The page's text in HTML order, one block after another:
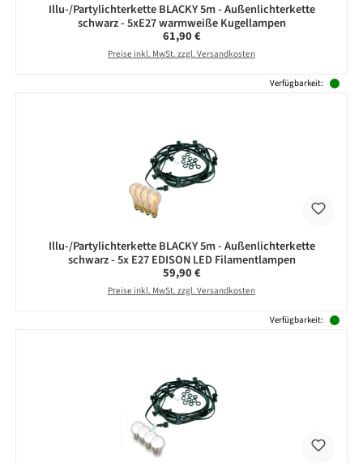
Illu-/Partylichterkette BLACKY 5m - Außenlichterkette
schwarz - 5xE27 warmweiße Kugellampen
Regulärer Preis:
61,90 €
Preise inkl. MwSt. zzgl. Versandkosten
Verfügbarkeit:
Illu-/Partylichterkette BLACKY 5m - Außenlichterkette
schwarz - 5x E27 EDISON LED Filamentlampen
Regulärer Preis:
59,90 €
Preise inkl. MwSt. zzgl. Versandkosten
Verfügbarkeit: